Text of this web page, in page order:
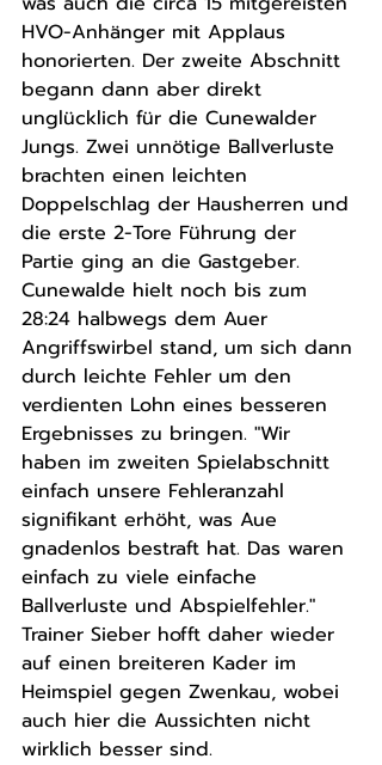
HVO-Anhänger mit Applaus
honorierten. Der zweite Abschnitt
begann dann aber direkt
unglücklich für die Cunewalder
Jungs. Zwei unnötige Ballverluste
brachten einen leichten
Doppelschlag der Hausherren und
die erste 2-Tore Führung der
Partie ging an die Gastgeber.
Cunewalde hielt noch bis zum
28:24 halbwegs dem Auer
Angriffswirbel stand, um sich dann
durch leichte Fehler um den
verdienten Lohn eines besseren
Ergebnisses zu bringen. "Wir
haben im zweiten Spielabschnitt
einfach unsere Fehleranzahl
signifikant erhöht, was Aue
gnadenlos bestraft hat. Das waren
einfach zu viele einfache
Ballverluste und Abspielfehler."
Trainer Sieber hofft daher wieder
auf einen breiteren Kader im
Heimspiel gegen Zwenkau, wobei
auch hier die Aussichten nicht
wirklich besser sind.